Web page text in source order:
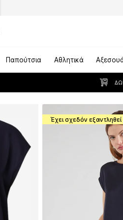
Παπούτσια Αθλητικά
Έχει σχεδόν εξαντληθεί